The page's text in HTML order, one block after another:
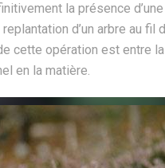
la présence
d’un arbre au fil
cette opération est entre la
en la matière.